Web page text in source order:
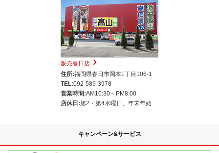
販売春日店
住所:福岡県春日市岡本1丁目106-1
TEL:092-589-3978
営業時間:AM10:30～PM8:00
店休日:第2・第4水曜日、年末年始
キャンペーン&サービス